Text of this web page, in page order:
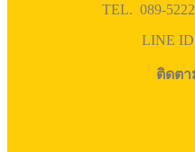
TEL. 089-
LINE
ติดตา